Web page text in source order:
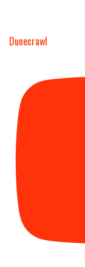
Dunecrawl